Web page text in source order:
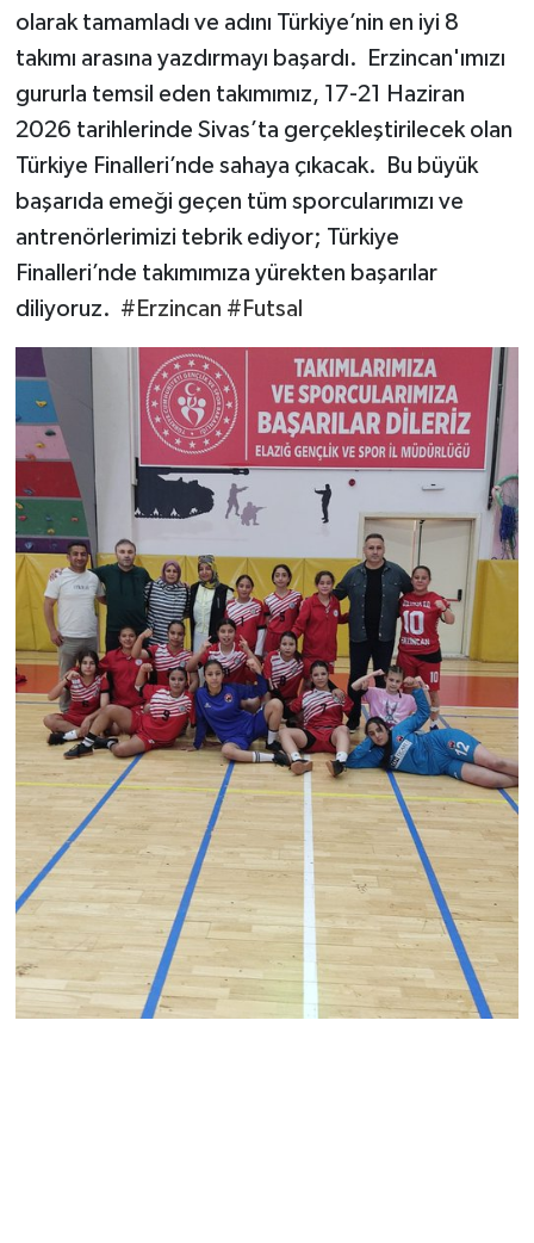
olarak tamamladı ve adını Türkiye’nin en iyi 8
takımı arasına yazdırmayı başardı. ​ Erzincan'ımızı
gururla temsil eden takımımız, 17-21 Haziran
2026 tarihlerinde Sivas’ta gerçekleştirilecek olan
Türkiye Finalleri’nde sahaya çıkacak. ​ Bu büyük
başarıda emeği geçen tüm sporcularımızı ve
antrenörlerimizi tebrik ediyor; Türkiye
Finalleri’nde takımımıza yürekten başarılar
diliyoruz. ​ #Erzincan #Futsal